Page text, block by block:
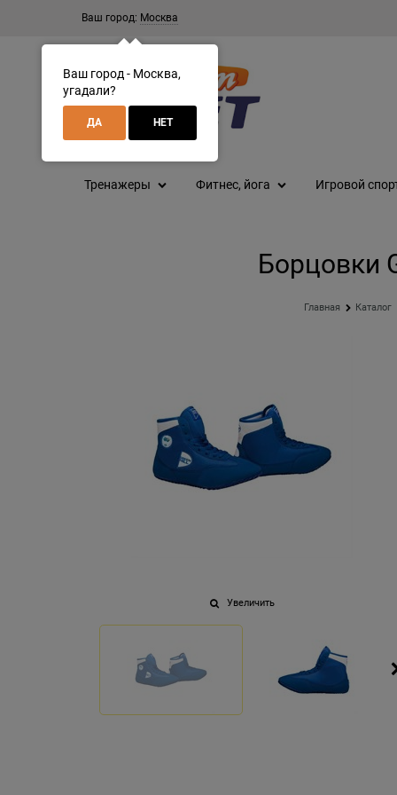
Ваш город: Москва
Тренажеры Фитнес, йога Игровой
Борцовки
Главная Каталог
Увеличить
Ваш город - Москва,
угадали?
ДА НЕТ